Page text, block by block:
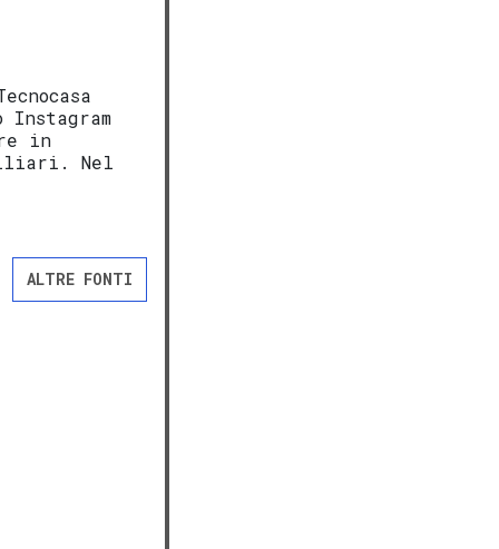
in
Nel
ALTRE FONTI